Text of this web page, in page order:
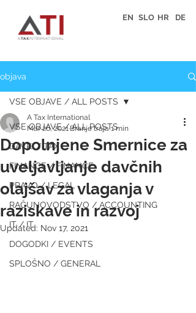
EN SLO HR DE
objava
VSE OBJAVE / ALL POSTS
DAVKI / TAX
FINANCE / FINANCE
PRAVO / LEGAL
RAČUNOVODSTVO / ACCOUNTING
IT / IT
DOGODKI / EVENTS
SPLOŠNO / GENERAL
VSE OBJAVE / ALL POSTS
Dopolnjene Smernice za
uveljavljanje davčnih
olajšav za vlaganja v
raziskave in razvoj
A Tax International
Mar 26, 2021 Branje traja 1 min
Updated: Nov 17, 2021